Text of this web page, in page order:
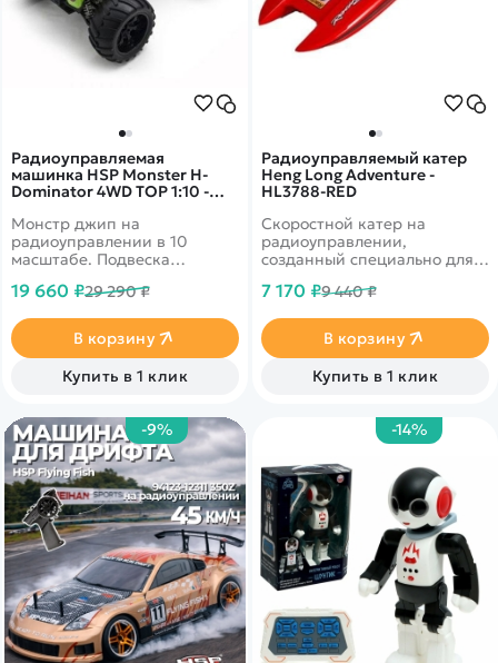
Радиоуправляемый катер
Heng Long Adventure -
HL3788-RED
Скоростной катер на
радиоуправлении,
созданный специально для
качественый коллекторный
развивать скорость до 30 км
в час. Лодка выполнена в
ярких цветах, что позволит
Вам видеть ее расстоянии до
7 170 ₽9 440 ₽
В корзину
Купить в 1 клик
Радиоуправляемая
машинка HSP Monster H-
Dominator 4WD TOP 1:10 -
Монстр джип на
радиоуправлении в 10
масштабе. Подвеска
Привод полный.
бесколлекторный двигатель,
который обладает
возможностью разгоняться
до 60 км в час. Красочный
19 660 ₽29 290 ₽
В корзину
Купить в 1 клик
-9% -14%